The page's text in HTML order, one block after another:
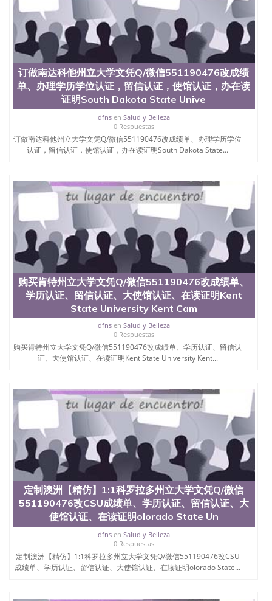
订做南达科他州立大学文凭Q/微信551190476改成绩
单、办理学历学位认证，留信认证，使馆认证，办在读
证明South Dakota State Unive
dfnsen Salud y Belleza
0 Respuestas
订做南达科他州立大学文凭Q/微信551190476改成绩单、办理学历学位
认证，留信认证，使馆认证，办在读证明South Dakota State...
购买肯特州立大学文凭Q/微信551190476改成绩单、
学历认证、留信认证、大使馆认证、在读证明Kent
State University Kent Cam
dfnsen Salud y Belleza
0 Respuestas
购买肯特州立大学文凭Q/微信551190476改成绩单、学历认证、留信认
证、大使馆认证、在读证明Kent State University Kent...
定制澳洲【精仿】1:1科罗拉多州立大学文凭Q/微信
551190476改CSU成绩单、学历认证、留信认证、大
使馆认证、在读证明olorado State Un
dfnsen Salud y Belleza
0 Respuestas
定制澳洲【精仿】1:1科罗拉多州立大学文凭Q/微信551190476改CSU
成绩单、学历认证、留信认证、大使馆认证、在读证明olorado State...